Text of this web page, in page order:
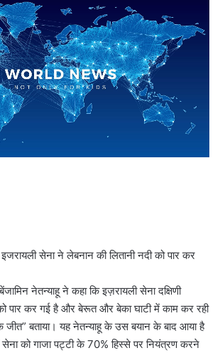
सेना ने लेबनान की लितानी नदी को पार कर
नेतन्याहू ने कहा कि इज़रायली सेना दक्षिणी
पार कर गई है और बेरूत और बेका घाटी में काम कर रही
जीत” बताया। यह नेतन्याहू के उस बयान के बाद आया है
सेना को गाजा पट्टी के 70% हिस्से पर नियंत्रण करने